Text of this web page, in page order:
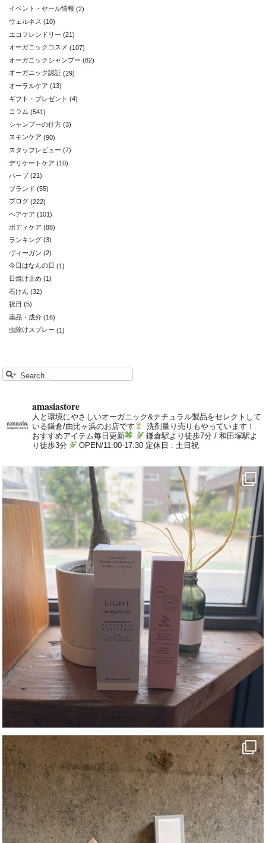
イベント・セール情報 (2)
ウェルネス (10)
エコフレンドリー (21)
オーガニックコスメ (107)
オーガニックシャンプー (82)
オーガニック認証 (29)
オーラルケア (13)
ギフト・プレゼント (4)
コラム (541)
シャンプーの仕方 (3)
スキンケア (90)
スタッフレビュー (7)
デリケートケア (10)
ハーブ (21)
ブランド (55)
ブログ (222)
ヘアケア (101)
ボディケア (88)
ランキング (3)
ヴィーガン (2)
今日はなんの日 (1)
日焼け止め (1)
石けん (32)
祝日 (5)
薬品・成分 (16)
虫除けスプレー (1)
amasiastore
人と環境にやさしいオーガニック&ナチュラル製品をセレクトして
いる鎌倉/由比ヶ浜のお店です
洗剤量り売りもやっています！
おすすめアイテム毎日更新
鎌倉駅より徒歩7分 / 和田塚駅よ
り徒歩3分
OPEN/11:00-17:30 定休日 : 土日祝